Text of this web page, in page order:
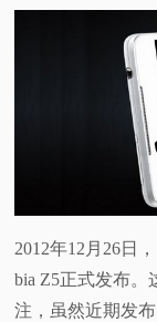
测
视
2012年12月26日
bia Z5正式发布。
注，虽然近期发